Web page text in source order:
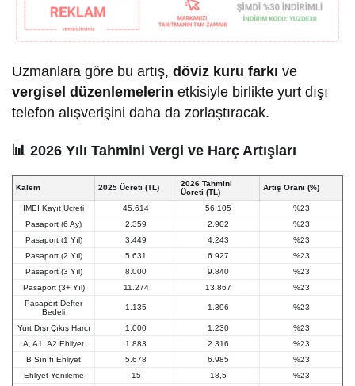
Uzmanlara göre bu artış,döviz kuru farkı ve
vergisel düzenlemelerin etkisiyle birlikte yurt dışı
telefon alışverişini daha da zorlaştıracak.
📊 2026 Yılı Tahmini Vergi ve Harç Artışları
Kalem 2025 Ücreti (TL)
2026 Tahmini
Ücreti (TL)
Artış Oranı (%)
IMEI Kayıt Ücreti 45.614 56.105
%23
Pasaport (6 Ay)
2.359 2.902
%23
Pasaport (1 Yıl)
3.449 4.243
%23
Pasaport (2 Yıl)
5.631 6.927
%23
Pasaport (3 Yıl)
8.000 9.840
%23
Pasaport (3+ Yıl)
11.274 13.867
%23
Pasaport Defter
Bedeli
1.135 1.396 %23
Yurt Dışı Çıkış Harcı 1.000 1.230
%23
A, A1, A2 Ehliyet
1.883 2.316
%23
B Sınıfı Ehliyet
5.678 6.985
%23
Ehliyet Yenileme
15 18,5
%23